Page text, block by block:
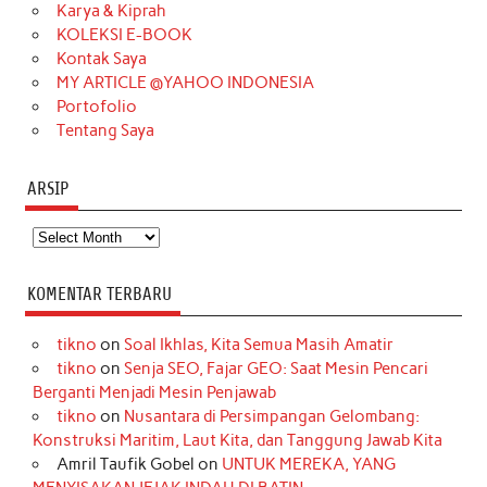
k
a
m
Karya & Kiprah
KOLEKSI E-BOOK
Kontak Saya
MY ARTICLE @YAHOO INDONESIA
Portofolio
Tentang Saya
ARSIP
Arsip
KOMENTAR TERBARU
tikno on Soal Ikhlas, Kita Semua Masih Amatir
tikno on Senja SEO, Fajar GEO: Saat Mesin Pencari
Berganti Menjadi Mesin Penjawab
tikno on Nusantara di Persimpangan Gelombang:
Konstruksi Maritim, Laut Kita, dan Tanggung Jawab Kita
Amril Taufik Gobel on UNTUK MEREKA, YANG